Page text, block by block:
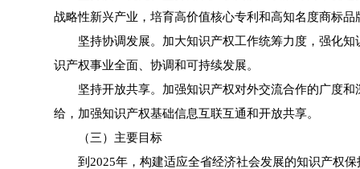
战略性新兴产业，培育高价值核心专利和高知名度商标
坚持协调发展。加大知识产权工作统筹力度，强化知
识产权事业全面、协调和可持续发展。
坚持开放共享。加强知识产权对外交流合作的广度和
给，加强知识产权基础信息互联互通和开放共享。
（三）主要目标
到2025年，构建适应全省经济社会发展的知识产权保